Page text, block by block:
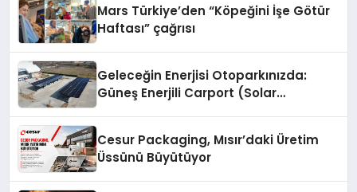
Mars Türkiye’den “Köpeğini İşe Götür
Haftası” çağrısı
Geleceğin Enerjisi Otoparkınızda:
Güneş Enerjili Carport (Solar
Cesur Packaging, Mısır’daki Üretim
Üssünü Büyütüyor